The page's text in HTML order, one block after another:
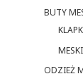
BUTY
ODZIEŻ